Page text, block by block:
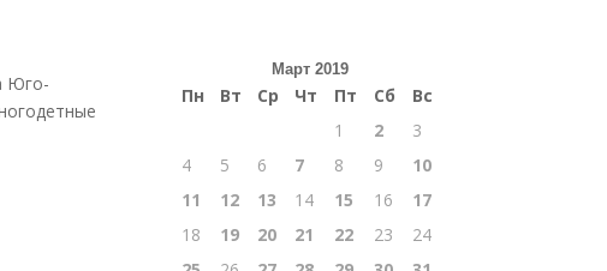
Юго-
Март 2019
Пн Вт Ср Чт Пт Сб
Вс
1
2
3
4
5 6 7 8 9
10
11
12 13 14 15 16
17
18
19 20 21 22 23
24